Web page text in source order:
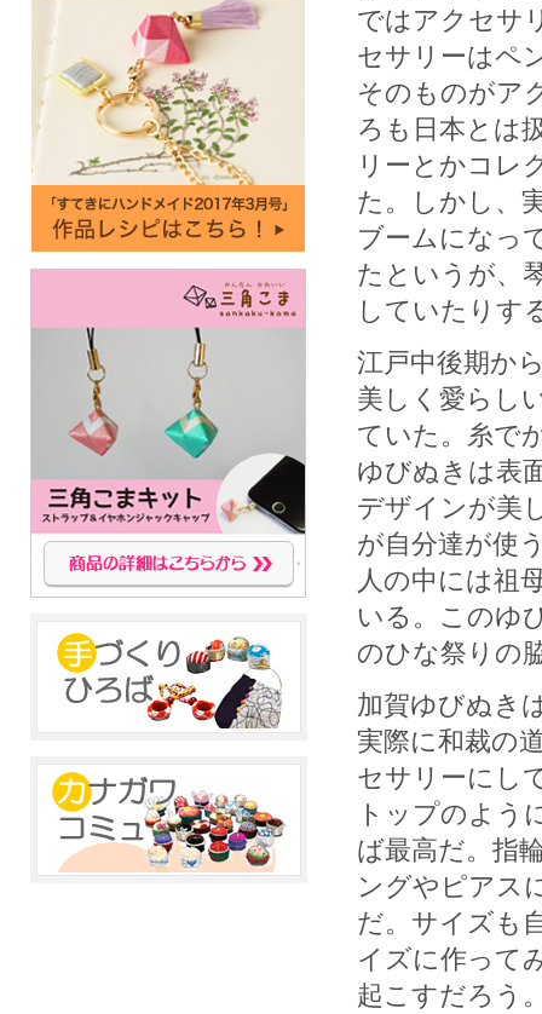
ではアクセサ
セサリーはペ
そのものがア
ろも日本とは
リーとかコレ
た。しかし、
ブームになっ
たというが、
していたりす
江戸中後期か
美しく愛らし
ていた。糸で
ゆびぬきは表
デザインが美
が自分達が使
人の中には祖
いる。このゆ
のひな祭りの
加賀ゆびぬき
実際に和裁の
セサリーにし
トップのよう
ば最高だ。指
ングやピアス
だ。サイズも
イズに作って
起こすだろう